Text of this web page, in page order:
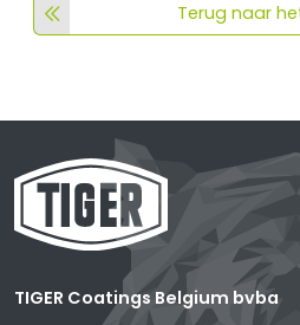
Terug naar
TIGER Coatings Belgium bvba